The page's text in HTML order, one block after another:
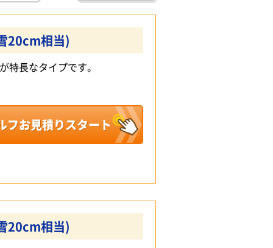
20cm相当)
特長なタイプです。
フお見積りスタート
20cm相当)